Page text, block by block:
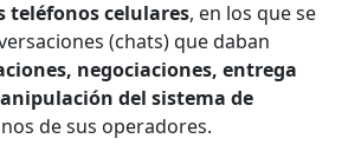
teléfonos celulares, en los que se
(chats) que daban
negociaciones, entrega
del sistema de
de sus operadores.